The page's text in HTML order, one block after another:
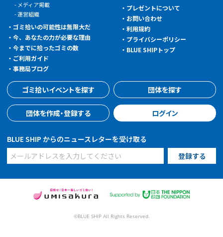
メディア掲載
運営組織
ゴミ拾いの可能性は無限大だ
今、あなたの力が必要な理由
今までに拾ったゴミの数
ご利用ガイド
事務局ブログ
プレゼントについて
お問い合わせ
利用規約
プライバシーポリシー
BLUE SHIPトップ
ゴミ拾いイベントを探す 団体を探す
団体を作成・登録する ログイン
BLUE SHIP からのニュースレターを受け取る
©BLUE SHIP All Rights Reserved.